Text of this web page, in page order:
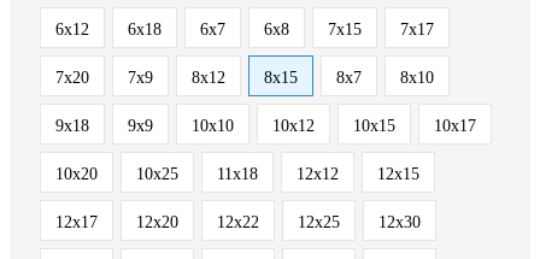
6x12 6x18 6x7 6x8 7x15 7x17
7x20 7x9 8x12 8x15 8x7 8х10
9x18 9x9 10x10 10x12 10x15 10x17
10x20 10x25 11x18 12x12 12x15
12x17 12x20 12x22 12x25 12x30